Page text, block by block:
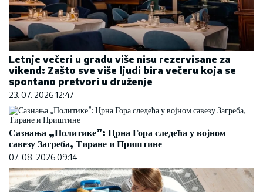
Letnje večeri u gradu više nisu rezervisane za
vikend: Zašto sve više ljudi bira večeru koja se
spontano pretvori u druženje
23. 07. 2026 12:47
Сазнања „Политике”: Црна Гора следећа у војном
савезу Загреба, Тиране и Приштине
07. 08. 2026 09:14